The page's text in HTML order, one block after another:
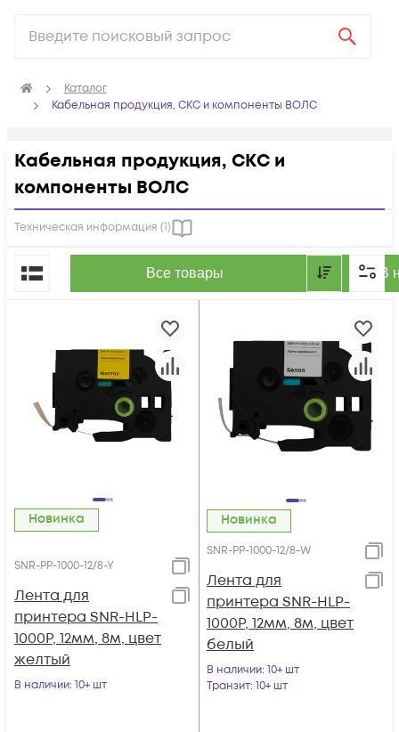
Каталог
Кабельная продукция, СКС и компоненты ВОЛС
Кабельная продукция, СКС и
компоненты ВОЛС
Техническая информация (1)
Все товары В
По популярности
Новинка
SNR-PP-1000-12/8-Y
Лента для
принтера SNR-HLP-
1000P, 12мм, 8м, цвет
желтый
В наличии: 10+ шт
Новинка
SNR-PP-1000-12/8-W
Лента для
принтера SNR-HLP-
1000P, 12мм, 8м, цвет
белый
В наличии: 10+ шт
Транзит: 10+ шт